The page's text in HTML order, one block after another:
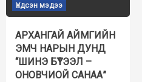
Үндсэн мэдээ
АРХАНГАЙ АЙМГИЙН
ЭМЧ НАРЫН ДУНД
“ШИНЭ БҮТЭЭЛ –
ОНОВЧИОЙ САНАА”